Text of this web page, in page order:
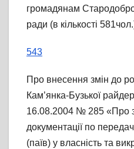
громадянам
ради (в кількості
543
Про внесення змін до
Кам’янка-Бузької
16.08.2004 № 285 «Про
документації по
(паїв) у власність та